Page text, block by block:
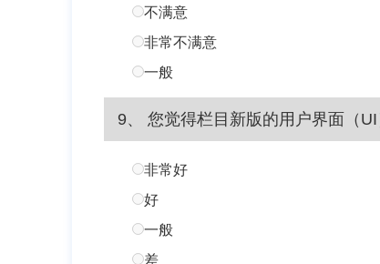
不满意
非常不满意
一般
9、 您觉得栏目新版的用户界面（
非常好
好
一般
差